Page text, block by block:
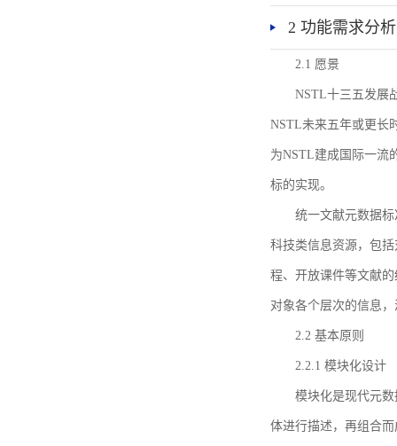
2 功能需求分析
2.1 愿景
NSTL十三五发展
NSTL未来五年或更长
为NSTL建成国际一流
标的实现。
统一文献元数据
科技类信息资源，包
程、开放课件等文献
对象各个层次的信息
2.2 基本原则
2.2.1 模块化设计
模块化是现代元
体进行描述，再组合